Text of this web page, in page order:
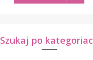
Szukaj po